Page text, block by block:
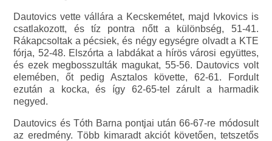
Dautovics vette vállára a Kecskemétet, majd Ivkovics is
csatlakozott, és tíz pontra nőtt a különbség, 51-41.
Rákapcsoltak a pécsiek, és négy egységre olvadt a KTE
fórja, 52-48. Elszórta a labdákat a hírös városi együttes,
és ezek megbosszulták magukat, 55-56. Dautovics volt
elemében, őt pedig Asztalos követte, 62-61. Fordult
ezután a kocka, és így 62-65-tel zárult a harmadik
negyed.
Dautovics és Tóth Barna pontjai után 66-67-re módosult
az eredmény. Több kimaradt akciót követően, tetszetős